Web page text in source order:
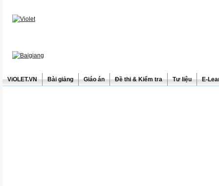
ViOLET.VN Bài giảng Giáo án Đề thi & Kiểm tra Tư liệu E-